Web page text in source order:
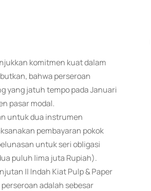
komitmen kuat dalam
bahwa perseroan
yang jatuh tempo pada Januari
pasar modal.
untuk dua instrumen
pembayaran pokok
untuk seri obligasi
puluh lima juta Rupiah).
II Indah Kiat Pulp & Paper
adalah sebesar